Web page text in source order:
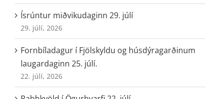
Ísrúntur miðvikudaginn 29. júlí
29. júlí, 2026
Fornbíladagur í Fjölskyldu og húsdýragarðinum
laugardaginn 25. júlí.
22. júlí, 2026